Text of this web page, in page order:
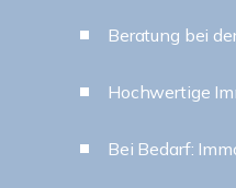
Beratung bei
Hochwertige
Bei Bedarf: